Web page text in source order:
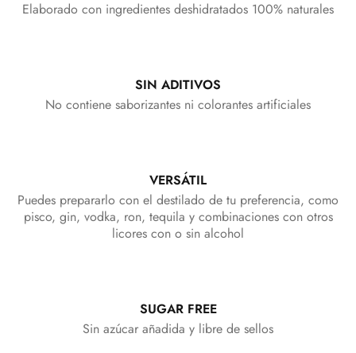
¡Comprar ahora!
Elaborado con ingredientes deshidratados 100% naturales
SIN ADITIVOS
No contiene saborizantes ni colorantes artificiales
VERSÁTIL
Puedes prepararlo con el destilado de tu preferencia, como
pisco, gin, vodka, ron, tequila y combinaciones con otros
licores con o sin alcohol
SUGAR FREE
Sin azúcar añadida y libre de sellos